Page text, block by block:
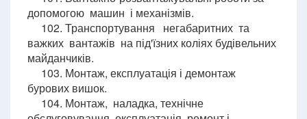
допомогою машин і механізмів.
102. Транспортування негабаритних та
важких вантажів на під'їзних коліях будівельних
майданчиків.
103. Монтаж, експлуатація і демонтаж
бурових вишок.
104. Монтаж, наладка, технічне